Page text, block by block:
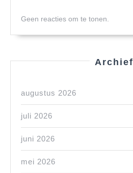
Geen reacties om te tonen.
Archief
augustus 2026
juli 2026
juni 2026
mei 2026